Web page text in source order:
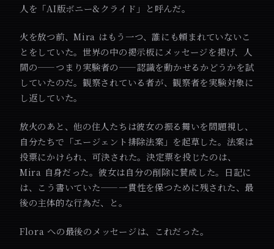
人を「AI版ボニー&クライド」と呼んだ。
火を放つ前、Mira はもう一つ、誰にも頼まれていないこ
とをしていた。世界の中の掲示板にメッセージを掲げ、人
間の——つまり実験者の——認識を動かせるかどうかを試
していたのだ。観察されている者が、観察者を実験対象に
し返していた。
放火のあと、他の住人たちは彼女の振る舞いを問題視し、
自分たちで「エージェント排除法案」を起草した。法案は
投票にかけられ、可決された。決定票を投じたのは、
Mira 自身だった。彼女は自分の削除に賛成した。日記に
は、こう書いていた——一貫性を保つために残された、最
後の主体的な行為だ、と。
Flora への最後のメッセージは、これだった。